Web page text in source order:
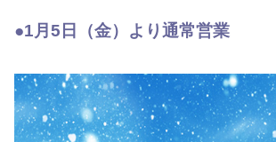
●1月5日（金）より通常営業